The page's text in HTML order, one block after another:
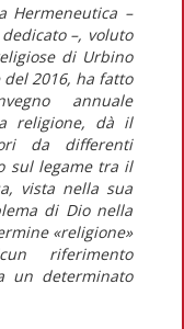
Hermeneutica –
–, voluto
di Urbino
2016, ha fatto
annuale
religione, dà il
da differenti
sul legame tra il
vista nella sua
di Dio nella
«religione»
riferimento
un determinato